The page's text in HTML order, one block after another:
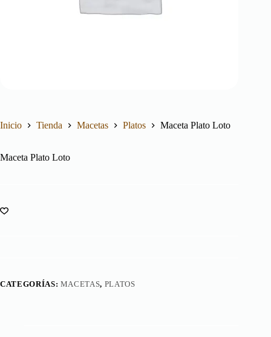
Inicio Tienda Macetas Platos Maceta Plato Loto
Maceta Plato Loto
CATEGORÍAS: MACETAS, PLATOS